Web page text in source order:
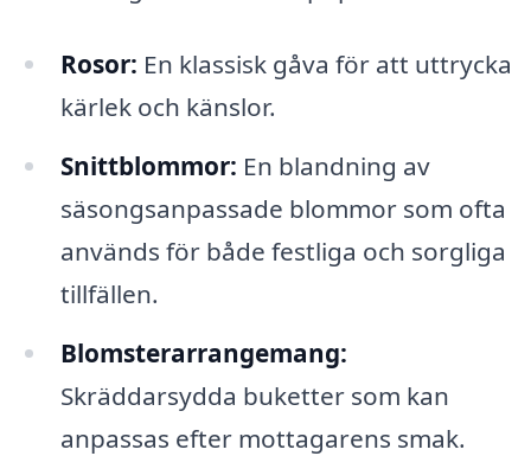
Rosor: En klassisk gåva för att uttrycka
kärlek och känslor.
Snittblommor: En blandning av
säsongsanpassade blommor som ofta
används för både festliga och sorgliga
tillfällen.
Blomsterarrangemang:
Skräddarsydda buketter som kan
anpassas efter mottagarens smak.